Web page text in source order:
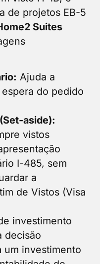
de projetos EB-5
Suites
Ajuda a
do pedido
aside):
vistos
I-485, sem
a
de Vistos (Visa
investimento
decisão
um investimento